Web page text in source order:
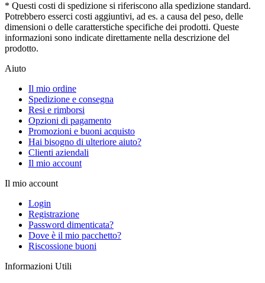
* Questi costi di spedizione si riferiscono alla spedizione standard.
Potrebbero esserci costi aggiuntivi, ad es. a causa del peso, delle
dimensioni o delle caratterstiche specifiche dei prodotti. Queste
informazioni sono indicate direttamente nella descrizione del
prodotto.
Aiuto
Il mio ordine
Spedizione e consegna
Resi e rimborsi
Opzioni di pagamento
Promozioni e buoni acquisto
Hai bisogno di ulteriore aiuto?
Clienti aziendali
Il mio account
Il mio account
Login
Registrazione
Password dimenticata?
Dove è il mio pacchetto?
Riscossione buoni
Informazioni Utili